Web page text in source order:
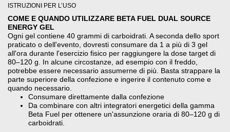
ISTRUZIONI PER L’USO
COME E QUANDO UTILIZZARE BETA FUEL DUAL SOURCE
ENERGY GEL
Ogni gel contiene 40 grammi di carboidrati. A seconda dello sport
praticato o dell'evento, dovresti consumare da 1 a più di 3 gel
all'ora durante l'esercizio fisico per raggiungere la dose target di
80–120 g. In alcune circostanze, ad esempio con il freddo,
potrebbe essere necessario assumerne di più. Basta strappare la
parte superiore della confezione e ingerire il contenuto come e
quando necessario.
Consumare direttamente dalla confezione
Da combinare con altri integratori energetici della gamma
Beta Fuel per ottenere un'assunzione oraria di 80–120 g di
carboidrati.